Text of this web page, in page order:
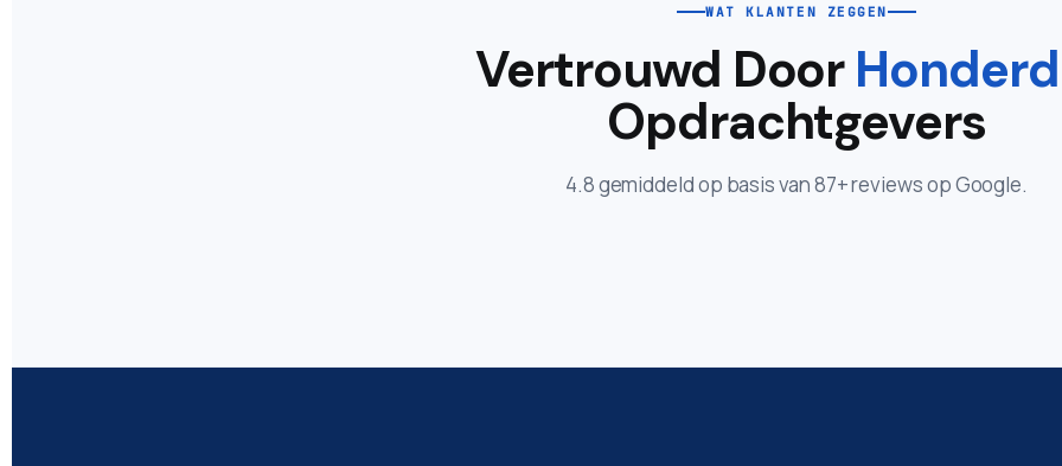
WAT KLANTEN ZEGGEN
Vertrouwd Door
Opdrachtgevers
4.8 gemiddeld op basis van 87+ reviews op Google.